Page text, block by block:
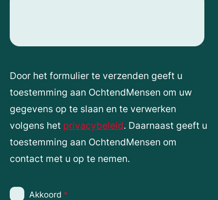
Door het formulier te verzenden geeft u
toestemming aan OchtendMensen om uw
gegevens op te slaan en te verwerken
volgens het privacybeleid. Daarnaast geeft u
toestemming aan OchtendMensen om
contact met u op te nemen.
Akkoord *